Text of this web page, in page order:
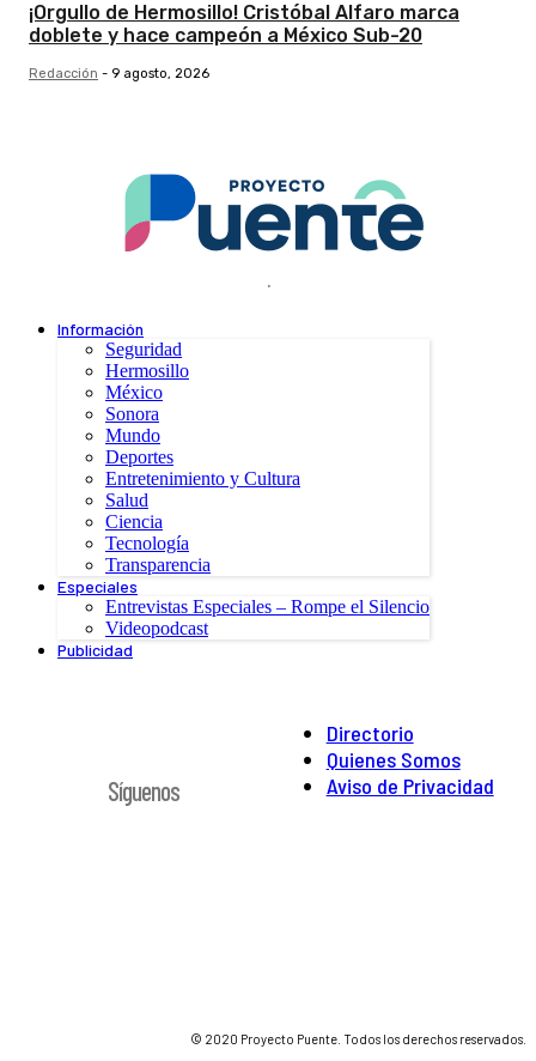
¡Orgullo de Hermosillo! Cristóbal Alfaro marca
doblete y hace campeón a México Sub-20
Redacción - 9 agosto, 2026
.
Información
Seguridad
Hermosillo
México
Sonora
Mundo
Deportes
Entretenimiento y Cultura
Salud
Ciencia
Tecnología
Transparencia
Especiales
Entrevistas Especiales – Rompe el Silencio
Videopodcast
Publicidad
Directorio
Quienes Somos
Aviso de Privacidad
Síguenos
© 2020 Proyecto Puente. Todos los derechos reservados.